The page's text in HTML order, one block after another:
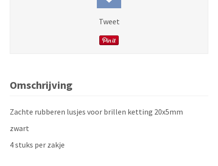
Tweet
Omschrijving
Zachte rubberen lusjes voor brillen ketting 20x5mm
zwart
4 stuks per zakje